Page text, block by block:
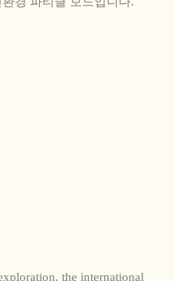
the international